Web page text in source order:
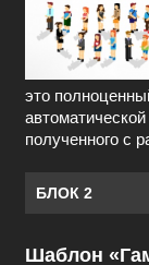
это
полученного с
БЛОК 2
Шаблон